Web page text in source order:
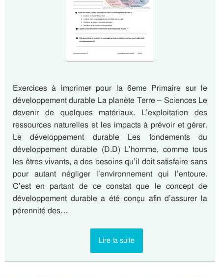
Exercices à imprimer pour la 6eme Primaire sur le
développement durable La planète Terre – Sciences Le
devenir de quelques matériaux. L’exploitation des
ressources naturelles et les impacts à prévoir et gérer.
Le développement durable Les fondements du
développement durable (D.D) L’homme, comme tous
les êtres vivants, a des besoins qu’il doit satisfaire sans
pour autant négliger l’environnement qui l’entoure.
C’est en partant de ce constat que le concept de
développement durable a été conçu afin d’assurer la
pérennité des…
Lire la suite